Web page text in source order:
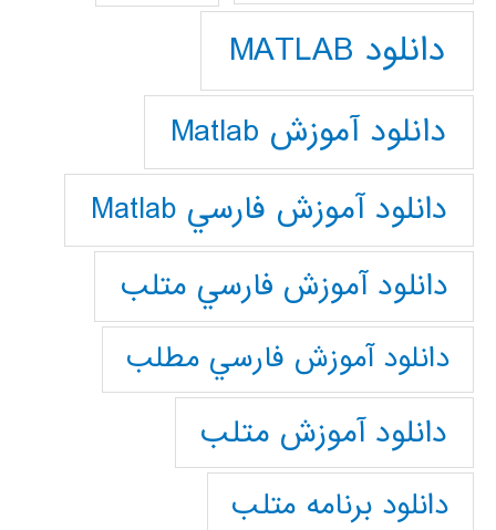
دانلود MATLAB
دانلود آموزش Matlab
دانلود آموزش فارسي Matlab
دانلود آموزش فارسي متلب
دانلود آموزش فارسي مطلب
دانلود آموزش متلب
دانلود برنامه متلب